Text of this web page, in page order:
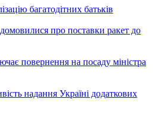
багатодітних батьків
про поставки ракет до
повернення на посаду міністра
надання Україні додаткових